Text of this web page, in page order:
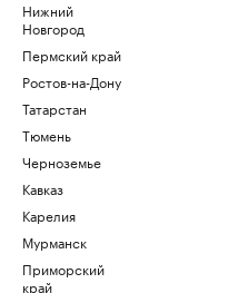
Нижний
Новгород
Пермский край
Ростов-на-Дону
Татарстан
Тюмень
Черноземье
Кавказ
Карелия
Мурманск
Приморский
край